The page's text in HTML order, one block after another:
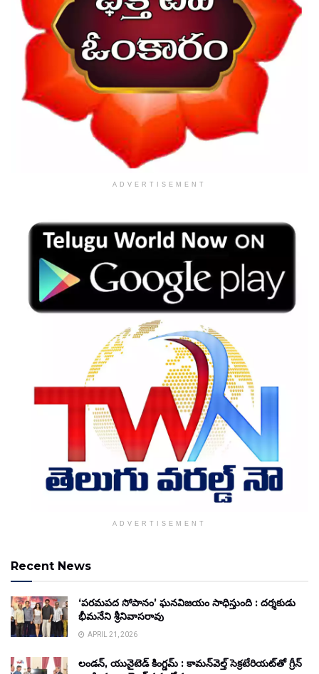
ADVERTISEMENT
ADVERTISEMENT
Recent News
‘పరమపద సోపానం’ ఘనవిజయం సాధిస్తుంది : దర్శకుడు
భీమనేని శ్రీనివాసరావు
APRIL 21, 2026
లండన్, యునైటెడ్ కింగ్డమ్ : కామన్‌వెల్త్ సెక్రటేరియట్‌తో గ్రీన్